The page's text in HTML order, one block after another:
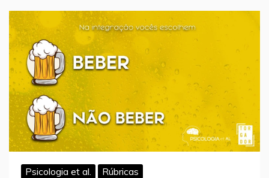
Psicologia et al. Rúbricas